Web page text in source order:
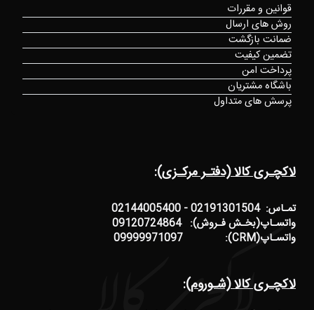
لاکچـری کالا (دفتـر مرکـزی):
تمـاس: 02191301504 - 02144005400
واتسـاپ(بخـش فـروش): 09120724864
واتسـاپ(CRM): 09999971097
لاکچـری کالا (شـوروم):
قوانین و مقررات
روش های ارسال
ضمانت بازگشت
تضمین کیفیت
پرداخت امن
باشگاه مشتریان
پرسش های متداول